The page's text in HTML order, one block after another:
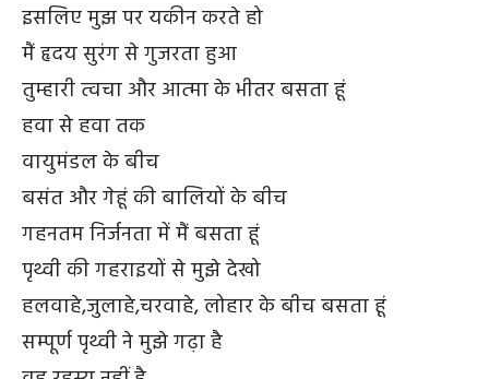
इसलिए मुझ पर यकीन करते हो
मैं हृदय सुरंग से गुजरता हुआ
तुम्हारी त्वचा और आत्मा के भीतर बसता हूं
हवा से हवा तक
वायुमंडल के बीच
बसंत और गेहूं की बालियों के बीच
गहनतम निर्जनता में मैं बसता हूं
पृथ्वी की गहराइयों से मुझे देखो
हलवाहे,जुलाहे,चरवाहे, लोहार के बीच बसता हूं
सम्पूर्ण पृथ्वी ने मुझे गढ़ा है